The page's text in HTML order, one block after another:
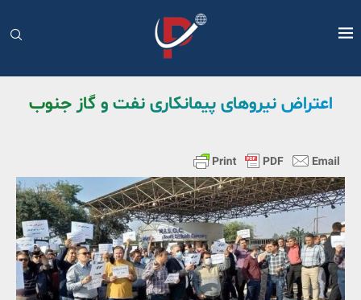
اعتراض نیروهای پیمانکاری نفت و گاز جنوب